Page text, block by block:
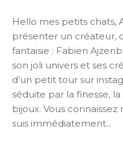
Hello mes petits chats,
présenter un créateur,
fantaisie : Fabien
son joli univers et ses
d’un petit tour sur
séduite par la finesse,
bijoux. Vous
suis immédiatement...